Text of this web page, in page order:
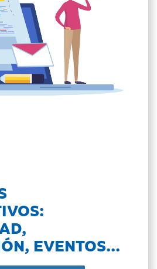
EVENTOS...